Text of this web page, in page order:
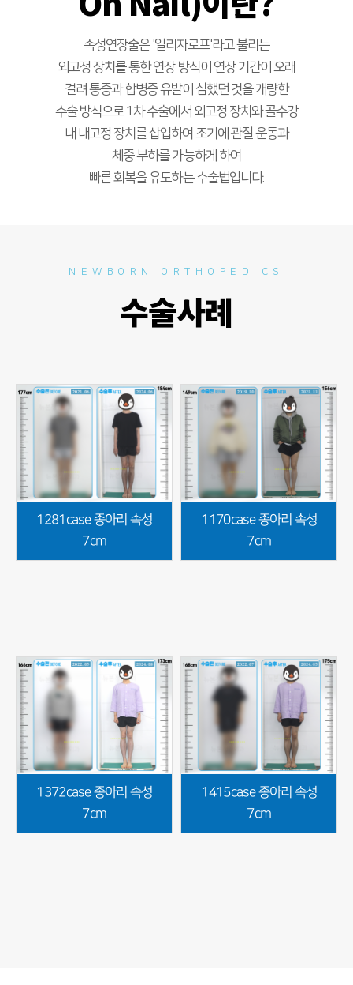
속성연장술은 '일리자로프'라고 불리는
외고정 장치를 통한 연장 방식이 연장 기간이 오래
걸려 통증과 합병증 유발이 심했던 것을 개량한
수술 방식으로 1차 수술에서 외고정 장치와 골수강
내 내고정 장치를 삽입하여 조기에 관절 운동과
체중 부하를 가능하게 하여
빠른 회복을 유도하는 수술법입니다.
NEWBORN ORTHOPEDICS
수술사례
1281case 종아리 속성
7cm
1170case 종아리 속성
7cm
1372case 종아리 속성
7cm
1415case 종아리 속성
7cm